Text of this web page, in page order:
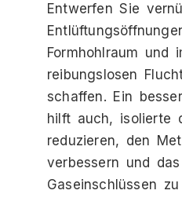
Entwerfen Sie
Formhohlraum und
reibungslosen
schaffen. Ein
hilft auch, isolierte
reduzieren, den
verbessern und
Gaseinschlüssen